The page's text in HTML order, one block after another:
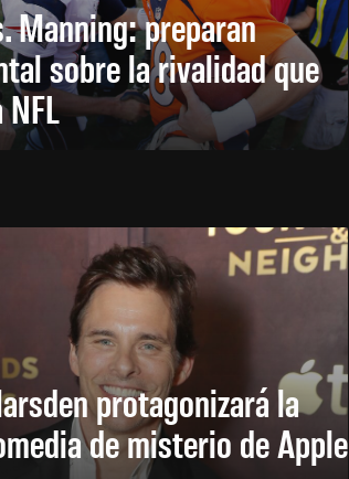
Manning: preparan
sobre la rivalidad que
protagonizará la
de misterio de Apple